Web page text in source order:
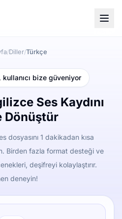
/Diller/Türkçe
bize güveniyor
Ses Kaydını
Dönüştür
dosyasını 1 dakikadan kısa
Birden fazla format desteği ve
deşifreyi kolaylaştırır.
deneyin!